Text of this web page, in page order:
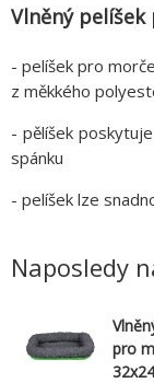
Vlněný pelíšek
- pelíšek pro
z měkkého
- pělíšek
spánku
- pelíšek lze
Naposledy
pro